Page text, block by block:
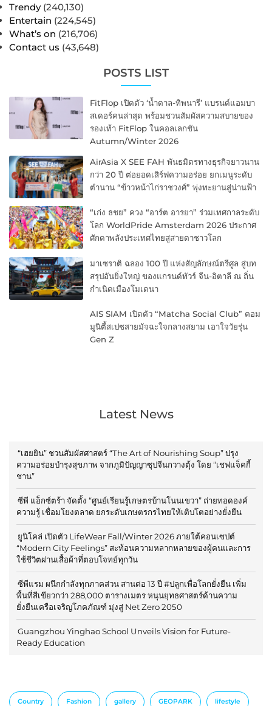
Trendy (240,130)
Entertain (224,545)
What’s on (216,706)
Contact us (43,648)
POSTS LIST
FitFlop เปิดตัว ‘น้ำตาล-ทิพนารี’ แบรนด์แอมบา
สเดอร์คนล่าสุด พร้อมชวนสัมผัสความสบายของ
รองเท้า FitFlop ในคอลเลกชัน
Autumn/Winter 2026
AirAsia X SEE FAH พันธมิตรทางธุรกิจยาวนาน
กว่า 20 ปี ต่อยอดเสิร์ฟความอร่อย ยกเมนูระดับ
ตำนาน “ข้าวหน้าไก่ราชวงศ์” พุ่งทะยานสู่น่านฟ้า
“เก่ง ธชย” ควง “อาร์ต อารยา” ร่วมเทศกาลระดับ
โลก WorldPride Amsterdam 2026 ประกาศ
ศักดาพลังประเทศไทยสู่สายตาชาวโลก
มาเซราติ ฉลอง 100 ปี แห่งสัญลักษณ์ตรีศูล สู่บท
สรุปอันยิ่งใหญ่ ของแกรนด์ทัวร์ จีน-อิตาลี ณ ถิ่น
กำเนิดเมืองโมเดนา
AIS SIAM เปิดตัว “Matcha Social Club” คอม
มูนิตี้สเปซสายมัจฉะใจกลางสยาม เอาใจวัยรุ่น
Gen Z
Latest News
“เฮยยิน” ชวนสัมผัสศาสตร์ “The Art of Nourishing Soup” ปรุง
ความอร่อยบำรุงสุขภาพ จากภูมิปัญญาซุปจีนกวางตุ้ง โดย “เชฟแจ็คกี้
ชาน”
ซีพี แอ็กซ์ตร้า จัดตั้ง “ศูนย์เรียนรู้เกษตรบ้านโนนเขวา” ถ่ายทอดองค์
ความรู้ เชื่อมโยงตลาด ยกระดับเกษตรกรไทยให้เติบโตอย่างยั่งยืน
ยูนิโคล่ เปิดตัว LifeWear Fall/Winter 2026 ภายใต้คอนเซปต์
“Modern City Feelings” สะท้อนความหลากหลายของผู้คนและการ
ใช้ชีวิตผ่านเสื้อผ้าที่ตอบโจทย์ทุกวัน
ซีพีแรม ผนึกกำลังทุกภาคส่วน สานต่อ 13 ปี #ปลูกเพื่อโลกยั่งยืน เพิ่ม
พื้นที่สีเขียวกว่า 288,000 ตารางเมตร หนุนยุทธศาสตร์ด้านความ
ยั่งยืนเครือเจริญโภคภัณฑ์ มุ่งสู่ Net Zero 2050
Guangzhou Yinghao School Unveils Vision for Future-
Ready Education
Country Fashion gallery GEOPARK lifestyle